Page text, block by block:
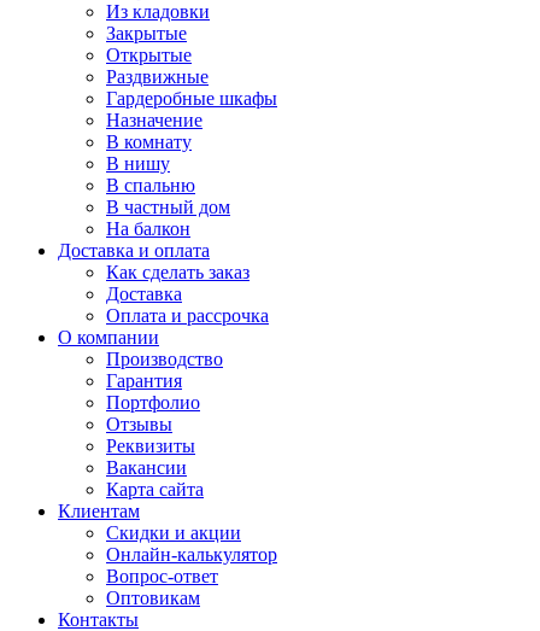
Из кладовки
Закрытые
Открытые
Раздвижные
Гардеробные шкафы
Назначение
В комнату
В нишу
В спальню
В частный дом
На балкон
Доставка и оплата
Как сделать заказ
Доставка
Оплата и рассрочка
О компании
Производство
Гарантия
Портфолио
Отзывы
Реквизиты
Вакансии
Карта сайта
Клиентам
Скидки и акции
Онлайн-калькулятор
Вопрос-ответ
Оптовикам
Контакты